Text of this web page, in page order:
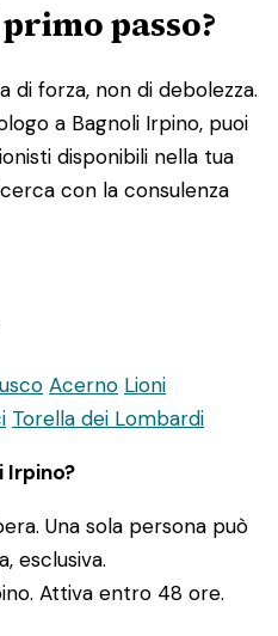
passo?
di forza, non di debolezza.
a Bagnoli Irpino, puoi
disponibili nella tua
con la consulenza
Acerno Lioni
Torella dei Lombardi
Irpino?
Una sola persona può
esclusiva.
Attiva entro 48 ore.